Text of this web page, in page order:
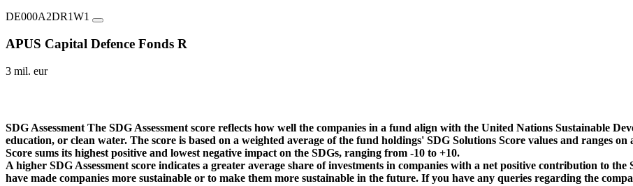
DE000A2DR1W1
APUS Capital Defence Fonds R
3 mil. eur
SDG Assessment The SDG Assessment score reflects how well the companies in a fund align with the United Nations Sustainable
education, or clean water. The score is based on a weighted average of the fund holdings' SDG Solutions Score values and ranges
Score sums its highest positive and lowest negative impact on the SDGs, ranging from -10 to +10.
A higher SDG Assessment score indicates a greater average share of investments in companies with a net positive contribution to
have made companies more sustainable or to make them more sustainable in the future. If you have any queries regarding the